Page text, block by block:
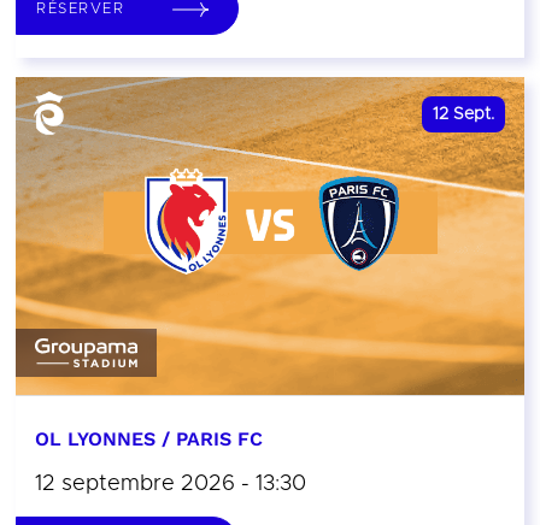
RÉSERVER
12 Sept.
OL LYONNES / PARIS FC
12 septembre 2026 - 13:30